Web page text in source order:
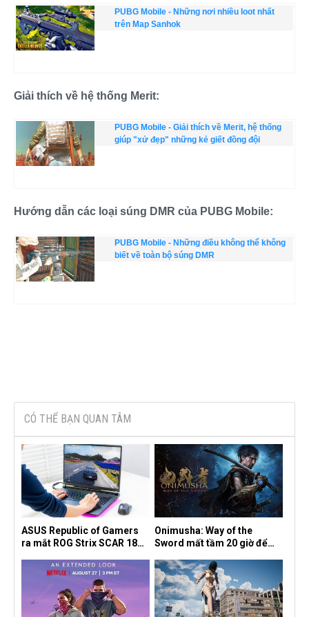
PUBG Mobile - Những nơi nhiều loot nhất
trên Map Sanhok
Giải thích về hệ thống Merit:
PUBG Mobile - Giải thích về Merit, hệ thống
giúp "xử đẹp" những kẻ giết đồng đội
Hướng dẫn các loại súng DMR của PUBG Mobile:
PUBG Mobile - Những điều không thể không
biết về toàn bộ súng DMR
CÓ THỂ BẠN QUAN TÂM
ASUS Republic of Gamers
ra mắt ROG Strix SCAR 18
Onimusha: Way of the
Sword mất tầm 20 giờ để
dành cho newbie và lão làng